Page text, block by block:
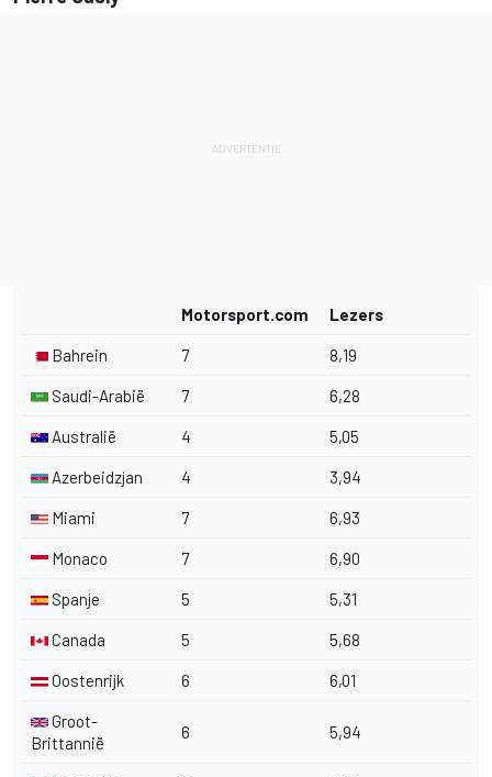
Motorsport.com Lezers
Bahrein 7 8,19
Saudi-Arabië 7 6,28
Australië 4 5,05
Azerbeidzjan 4 3,94
Miami 7 6,93
Monaco 7 6,90
Spanje 5 5,31
Canada 5 5,68
Oostenrijk 6 6,01
Groot-
Brittannië
6 5,94